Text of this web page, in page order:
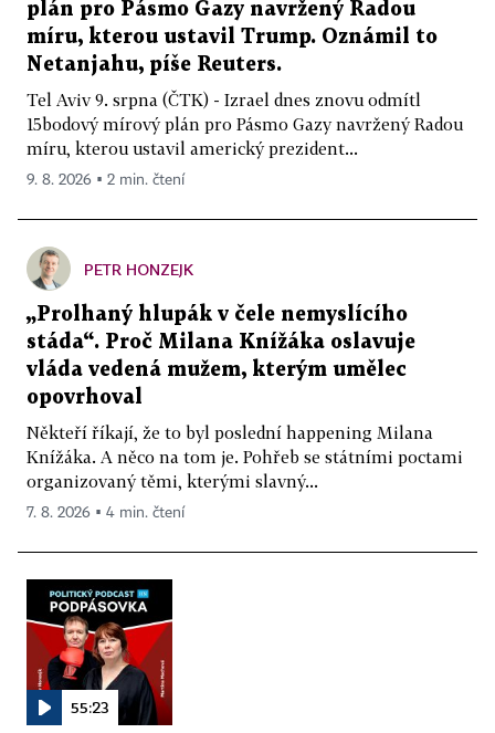
plán pro Pásmo Gazy navržený Radou
míru, kterou ustavil Trump. Oznámil to
Netanjahu, píše Reuters.
Tel Aviv 9. srpna (ČTK) - Izrael dnes znovu odmítl
15bodový mírový plán pro Pásmo Gazy navržený Radou
míru, kterou ustavil americký prezident...
9. 8. 2026 ▪ 2 min. čtení
PETR HONZEJK
„Prolhaný hlupák v čele nemyslícího
stáda“. Proč Milana Knížáka oslavuje
vláda vedená mužem, kterým umělec
opovrhoval
Někteří říkají, že to byl poslední happening Milana
Knížáka. A něco na tom je. Pohřeb se státními poctami
organizovaný těmi, kterými slavný...
7. 8. 2026 ▪ 4 min. čtení
55:23